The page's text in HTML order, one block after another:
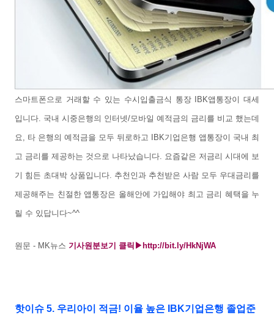
스마트폰으로 거래할 수 있는 수시입출금식 통장 IBK앱통장이 대세
입니다. 국내 시중은행의 인터넷/모바일 예적금의 금리를 비교 했는데
요, 타 은행의 예적금을 모두 뒤로하고 IBK기업은행 앱통장이 국내 최
고 금리를 제공하는 것으로 나타났습니다. 요즘같은 저금리 시대에 보
기 힘든 초대박 상품입니다. 추천인과 추천받은 사람 모두 우대금리를
제공해주는 친절한 앱통장은 올해안에 가입해야 최고 금리 혜택을 누
릴 수 있답니다~^^
원문 - MK뉴스 기사원분보기 클릭▶ http://bit.ly/HkNjWA
핫이슈 5. 우리아이 적금! 이율 높은
IBK기업은행 졸업준